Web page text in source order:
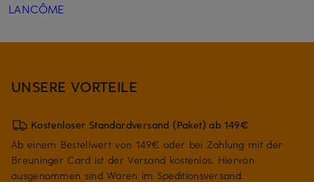
LANCÔME
UNSERE VORTEILE
Kostenloser Standardversand (Paket) ab 149€
Ab einem Bestellwert von 149€ oder bei Zahlung mit der
Breuninger Card ist der Versand kostenlos. Hiervon
ausgenommen sind Waren im Speditionsversand.